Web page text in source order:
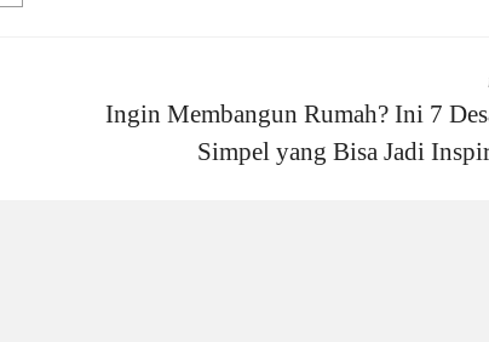
Ingin Membangun Rumah? Ini 7
Simpel yang Bisa Jadi